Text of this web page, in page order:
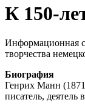
К 150-
Информационная
творчества
Биография
Генрих Манн
писатель, деятель